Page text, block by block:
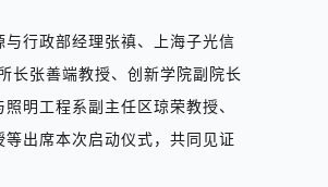
行政部经理张禛、上海子光信
长张善端教授、创新学院副院长
明工程系副主任区琼荣教授、
出席本次启动仪式，共同见证